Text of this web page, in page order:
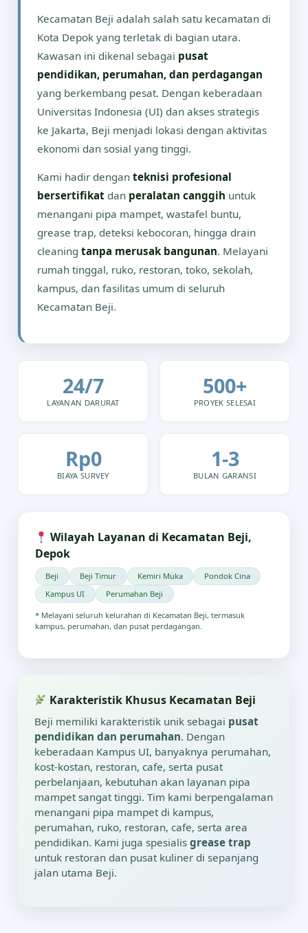
Kecamatan Beji adalah salah satu kecamatan di
Kota Depok yang terletak di bagian utara.
Kawasan ini dikenal sebagai pusat
pendidikan, perumahan, dan perdagangan
yang berkembang pesat. Dengan keberadaan
Universitas Indonesia (UI) dan akses strategis
ke Jakarta, Beji menjadi lokasi dengan aktivitas
ekonomi dan sosial yang tinggi.
Kami hadir dengan teknisi profesional
bersertifikat dan peralatan canggih untuk
menangani pipa mampet, wastafel buntu,
grease trap, deteksi kebocoran, hingga drain
cleaning tanpa merusak bangunan. Melayani
rumah tinggal, ruko, restoran, toko, sekolah,
kampus, dan fasilitas umum di seluruh
Kecamatan Beji.
24/7
LAYANAN DARURAT
500+
PROYEK SELESAI
Rp0
BIAYA SURVEY
1-3
BULAN GARANSI
Wilayah Layanan di Kecamatan Beji,
Depok
Beji Beji Timur Kemiri Muka
Pondok Cina
Kampus UI
Perumahan Beji
* Melayani seluruh kelurahan di Kecamatan Beji, termasuk
kampus, perumahan, dan pusat perdagangan.
Karakteristik Khusus Kecamatan Beji
Beji memiliki karakteristik unik sebagai pusat
pendidikan dan perumahan. Dengan
keberadaan Kampus UI, banyaknya perumahan,
kost-kostan, restoran, cafe, serta pusat
perbelanjaan, kebutuhan akan layanan pipa
mampet sangat tinggi. Tim kami berpengalaman
menangani pipa mampet di kampus,
perumahan, ruko, restoran, cafe, serta area
pendidikan. Kami juga spesialis grease trap
untuk restoran dan pusat kuliner di sepanjang
jalan utama Beji.